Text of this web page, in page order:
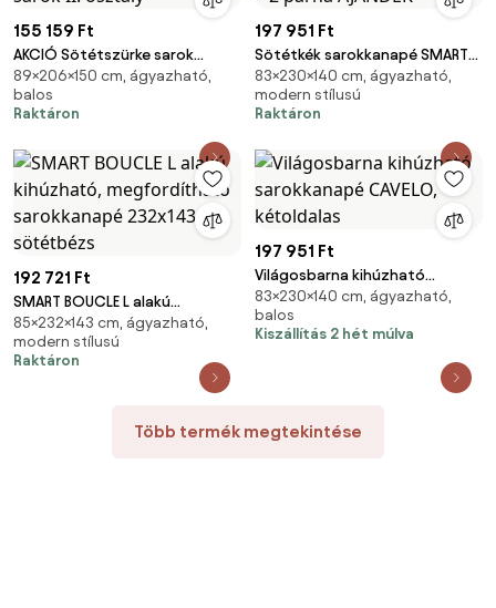
155 159 Ft
AKCIÓ Sötétszürke sarok
ülőgarnitúra HADSON jobb
sarok II. osztály
89×206×150 cm, ágyazható,
balos
Raktáron
197 951 Ft
Sötétkék sarokkanapé SMART
COSARO, kinyitható + 2 párna
AJÁNDÉK
83×230×140 cm, ágyazható,
modern stílusú
Raktáron
192 721 Ft
SMART BOUCLE L alakú
kihúzható, megfordítható
sarokkanapé 232x143 cm,
sötétbézs
85×232×143 cm, ágyazható,
modern stílusú
Raktáron
197 951 Ft
Világosbarna kihúzható
sarokkanapé CAVELO,
kétoldalas
83×230×140 cm, ágyazható,
balos
Kiszállítás 2 hét múlva
Több termék megtekintése